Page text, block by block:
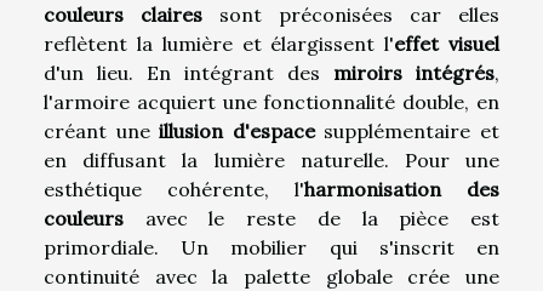
couleurs claires sont préconisées car elles
reflètent la lumière et élargissent l'effet visuel
d'un lieu. En intégrant des miroirs intégrés,
l'armoire acquiert une fonctionnalité double, en
créant uneillusion d'espacesupplémentaire et
en diffusant la lumière naturelle. Pour une
esthétique cohérente, l'harmonisation des
couleurs avec le reste de la pièce est
primordiale. Un mobilier qui s'inscrit en
continuité avec la palette globale crée une